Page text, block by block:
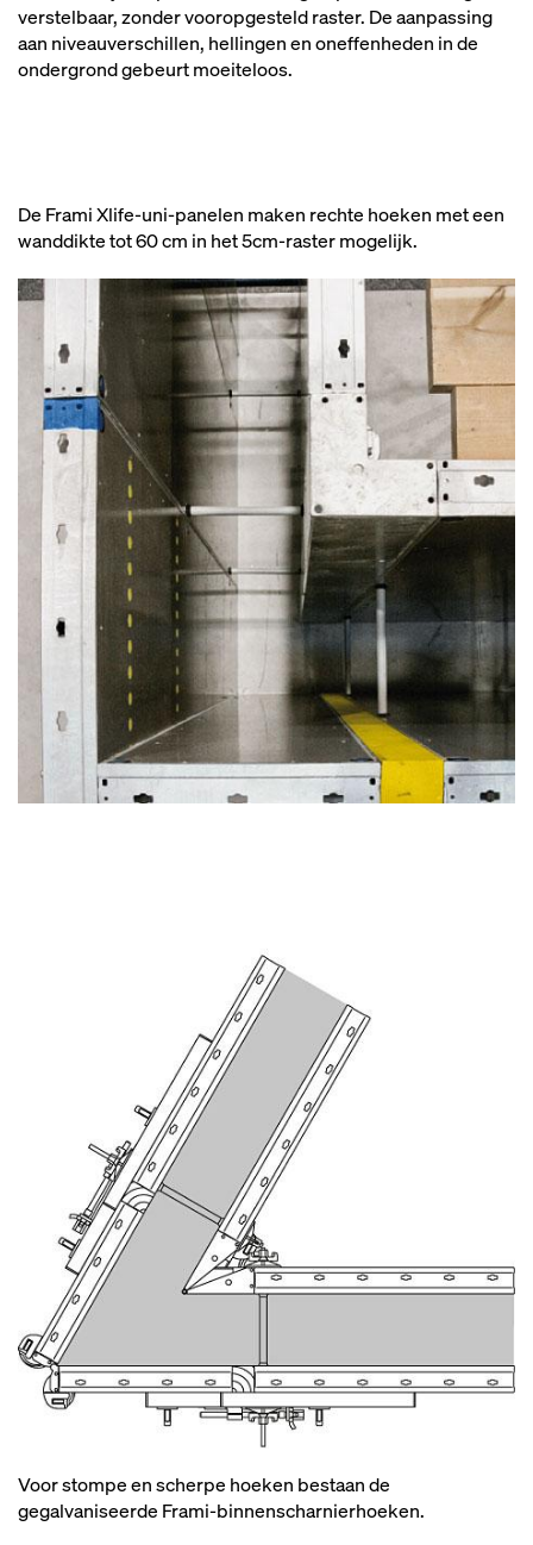
verstelbaar, zonder vooropgesteld raster. De aanpassing
aan niveauverschillen, hellingen en oneffenheden in de
ondergrond gebeurt moeiteloos.
De Frami Xlife-uni-panelen maken rechte hoeken met een
wanddikte tot 60 cm in het 5cm-raster mogelijk.
Voor stompe en scherpe hoeken bestaan de
gegalvaniseerde Frami-binnenscharnierhoeken.